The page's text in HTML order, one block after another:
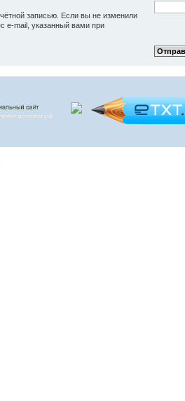
записью. Если вы не изменили
e-mail, указанный вами при